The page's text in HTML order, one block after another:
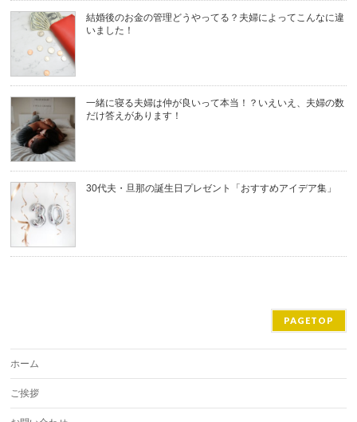
結婚後のお金の管理どうやってる？夫婦によってこんなに違
いました！
一緒に寝る夫婦は仲が良いって本当！？いえいえ、夫婦の数
だけ答えがあります！
30代夫・旦那の誕生日プレゼント「おすすめアイデア集」
PAGETOP
ホーム
ご挨拶